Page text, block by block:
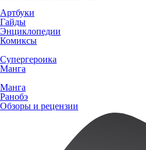
Артбуки
Гайды
Энциклопедии
Комиксы
Супергероика
Манга
Манга
Ранобэ
Обзоры и рецензии